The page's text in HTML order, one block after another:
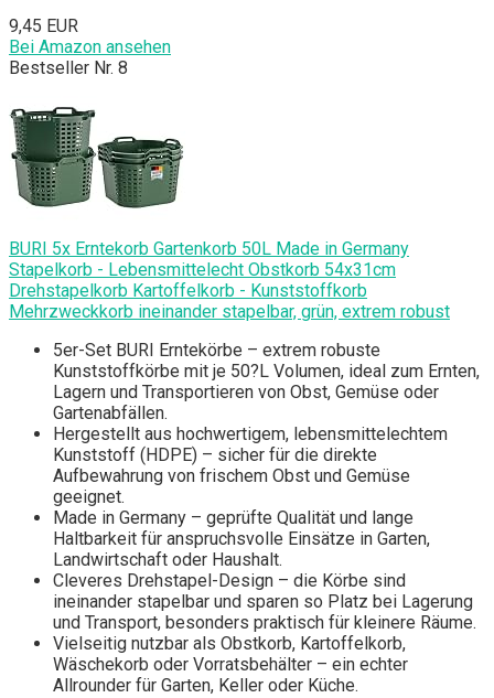
9,45 EUR
Bei Amazon ansehen
Bestseller Nr. 8
BURI 5x Erntekorb Gartenkorb 50L Made in Germany
Stapelkorb - Lebensmittelecht Obstkorb 54x31cm
Drehstapelkorb Kartoffelkorb - Kunststoffkorb
Mehrzweckkorb ineinander stapelbar, grün, extrem robust
5er-Set BURI Erntekörbe – extrem robuste
Kunststoffkörbe mit je 50?L Volumen, ideal zum Ernten,
Lagern und Transportieren von Obst, Gemüse oder
Gartenabfällen.
Hergestellt aus hochwertigem, lebensmittelechtem
Kunststoff (HDPE) – sicher für die direkte
Aufbewahrung von frischem Obst und Gemüse
geeignet.
Made in Germany – geprüfte Qualität und lange
Haltbarkeit für anspruchsvolle Einsätze in Garten,
Landwirtschaft oder Haushalt.
Cleveres Drehstapel-Design – die Körbe sind
ineinander stapelbar und sparen so Platz bei Lagerung
und Transport, besonders praktisch für kleinere Räume.
Vielseitig nutzbar als Obstkorb, Kartoffelkorb,
Wäschekorb oder Vorratsbehälter – ein echter
Allrounder für Garten, Keller oder Küche.